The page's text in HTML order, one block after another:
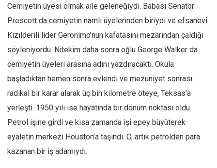
Kategoriler
Kültür Sanat
Kitap
Karisi kitap sualleri
7 soruda bu hafta
Manzara
Sağlık
Gıda-Beslenme
Cemiyetin üyesi olmak aile geleneğiydi. Babası Senatör
Prescott da cemiyetin namlı üyelerinden biriydi ve efsanevi
Kızılderili lider Geronimo’nun kafatasını mezarından çaldığı
söyleniyordu. Nitekim daha sonra oğlu George Walker da
cemiyetin üyeleri arasına adını yazdıracaktı. Okula
başladıktan hemen sonra evlendi ve mezuniyet sonrası
radikal bir karar alarak üç bin kilometre öteye, Teksas’a
yerleşti. 1950 yılı ise hayatında bir dönüm noktası oldu.
Petrol işine girdi ve kısa zamanda işi epey büyüterek
eyaletin merkezi Houston’a taşındı. O, artık petrolden para
kazanan bir iş adamıydı.